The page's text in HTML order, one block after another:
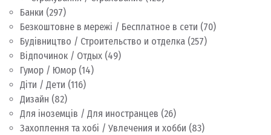
Банки (297)
Безкоштовне в мережі / Бесплатное в сети (70)
Будівництво / Строительство и отделка (257)
Відпочинок / Отдых (49)
Гумор / Юмор (14)
Діти / Дети (116)
Дизайн (82)
Для іноземців / Для иностранцев (26)
Захоплення та хобі / Увлечения и хобби (83)